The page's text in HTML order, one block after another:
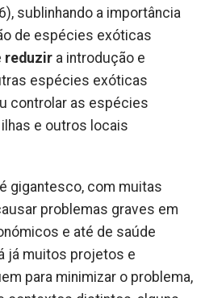
sublinhando a importância
de espécies exóticas
reduzir a introdução e
espécies exóticas
controlar as espécies
e outros locais
gigantesco, com muitas
problemas graves em
e até de saúde
já muitos projetos e
para minimizar o problema,